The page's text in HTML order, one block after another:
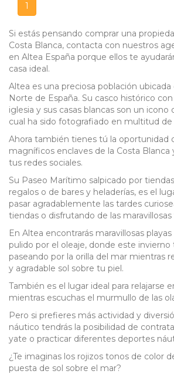
1
Si estás pensando comprar una
Costa Blanca, contacta con nuestros
en Altea España porque ellos te
casa ideal.
Altea es una preciosa población ubicada
Norte de España. Su casco histórico
iglesia y sus casas blancas son un icono
cual ha sido fotografiado en multitud de
Ahora también tienes tú la oportunidad
magníficos enclaves de la Costa Blanca
tus redes sociales.
Su Paseo Marítimo salpicado por
regalos o de bares y heladerías, es el
pasar agradablemente las tardes
tiendas o disfrutando de las maravillosas
En Altea encontrarás maravillosas
pulido por el oleaje, donde este invierno
paseando por la orilla del mar mientras
y agradable sol sobre tu piel.
También es el lugar ideal para relajarse
mientras escuchas el murmullo de las
Pero si prefieres más actividad y
náutico tendrás la posibilidad de
yate o practicar diferentes deportes
¿Te imaginas los rojizos tonos de color
puesta de sol sobre el mar?